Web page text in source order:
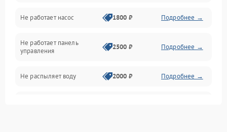
Вода
Гигиена
Программное обеспечение
Не работает насос 1800 ₽ Подробнее →
Не работает панель
управления
2500 ₽ Подробнее →
Не распыляет воду 2000 ₽ Подробнее →